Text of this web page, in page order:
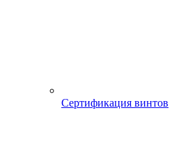
Сертификация винтов